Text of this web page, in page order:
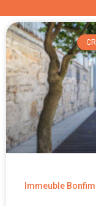
Immeuble